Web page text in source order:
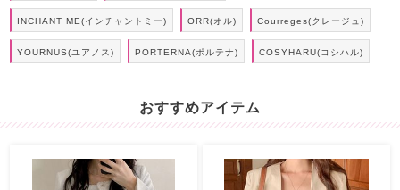
INCHANT ME(インチャントミー) ORR(オル) Courreges(クレージュ)
YOURNUS(ユアノス) PORTERNA(ポルテナ) COSYHARU(コシハル)
おすすめアイテム